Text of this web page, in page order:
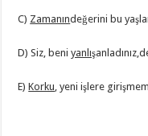
C) Zamanındeğerini bu
D) Siz, beniyanlış
E)Korku, yeni işlere